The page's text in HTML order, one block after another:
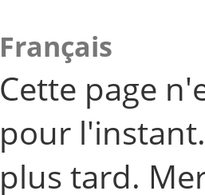
Français
Cette page
pour
plus tard.